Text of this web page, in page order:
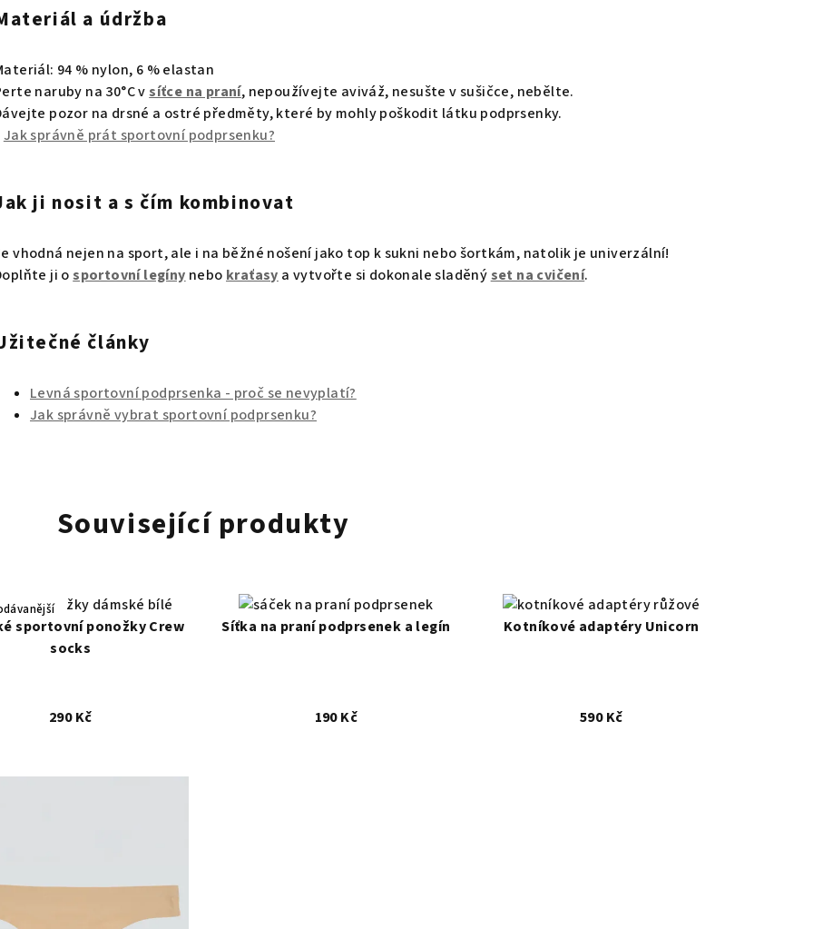
a údržba
94 % nylon, 6 % elastan
naruby na 30°C vsíťce na praní, nepoužívejte aviváž, nesušte v sušičce, nebělte.
pozor na drsné a ostré předměty, které by mohly poškodit látku podprsenky.
Jak správně prát sportovní podprsenku?
ji nosit a s čím kombinovat
vhodná nejen na sport, ale i na běžné nošení jako top k sukni nebo šortkám, natolik je univerzální!
ji osportovní legíny nebo kraťasy a vytvořte si dokonale sladěnýset na cvičení.
články
Levná sportovní podprsenka - proč se nevyplatí?
Jak správně vybrat sportovní podprsenku?
Související produkty
sportovní ponožky Crew
socks
290 Kč
Síťka na praní podprsenek a legín
190 Kč
Kotníkové adaptéry Unicorn
590 Kč